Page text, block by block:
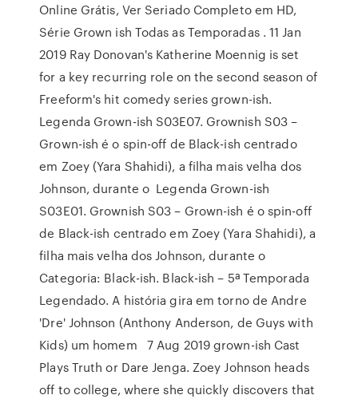
Online Grátis, Ver Seriado Completo em HD,
Série Grown ish Todas as Temporadas . 11 Jan
2019 Ray Donovan's Katherine Moennig is set
for a key recurring role on the second season of
Freeform's hit comedy series grown-ish.
Legenda Grown-ish S03E07. Grownish S03 –
Grown-ish é o spin-off de Black-ish centrado
em Zoey (Yara Shahidi), a filha mais velha dos
Johnson, durante o Legenda Grown-ish
S03E01. Grownish S03 – Grown-ish é o spin-off
de Black-ish centrado em Zoey (Yara Shahidi), a
filha mais velha dos Johnson, durante o
Categoria: Black-ish. Black-ish – 5ª Temporada
Legendado. A história gira em torno de Andre
'Dre' Johnson (Anthony Anderson, de Guys with
Kids) um homem 7 Aug 2019 grown-ish Cast
Plays Truth or Dare Jenga. Zoey Johnson heads
off to college, where she quickly discovers that